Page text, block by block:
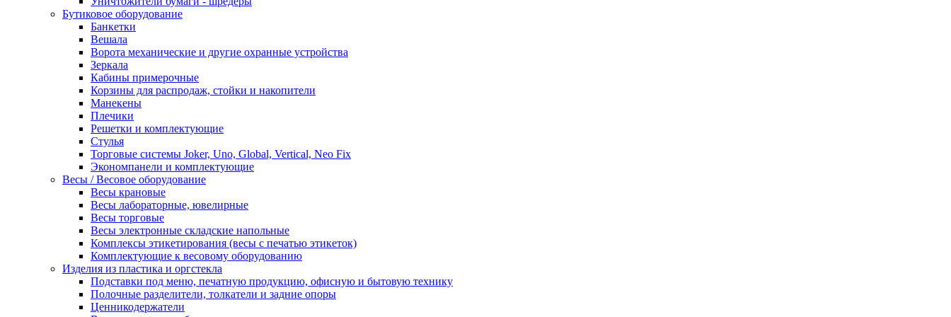
Бутиковое оборудование
Банкетки
Вешала
Ворота механические и другие охранные устройства
Зеркала
Кабины примерочные
Корзины для распродаж, стойки и накопители
Манекены
Плечики
Решетки и комплектующие
Стулья
Торговые системы Joker, Uno, Global, Vertical, Neo Fix
Экономпанели и комплектующие
Весы / Весовое оборудование
Весы крановые
Весы лабораторные, ювелирные
Весы торговые
Весы электронные складские напольные
Комплексы этикетирования (весы с печатью этикеток)
Комплектующие к весовому оборудованию
Изделия из пластика и оргстекла
Подставки под меню, печатную продукцию, офисную и бытовую технику
Полочные разделители, толкатели и задние опоры
Ценникодержатели